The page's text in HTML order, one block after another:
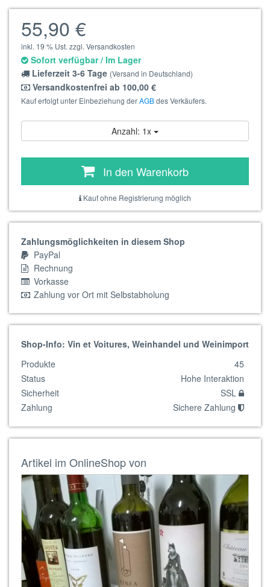
55,90 €
inkl. 19 % Ust. zzgl. Versandkosten
Sofort verfügbar / Im Lager
Lieferzeit 3-6 Tage (Versand in Deutschland)
Versandkostenfrei ab 100,00 €
Kauf erfolgt unter Einbeziehung derAGBdes Verkäufers.
Anzahl: 1x
In den Warenkorb
Kauf ohne Registrierung möglich
Zahlungsmöglichkeiten in diesem Shop
PayPal
Rechnung
Vorkasse
Zahlung vor Ort mit Selbstabholung
Shop-Info: Vin et Voitures, Weinhandel und Weinimport
Produkte
45
Status
Hohe Interaktion
Sicherheit
SSL
Zahlung
Sichere Zahlung
Artikel im OnlineShop von